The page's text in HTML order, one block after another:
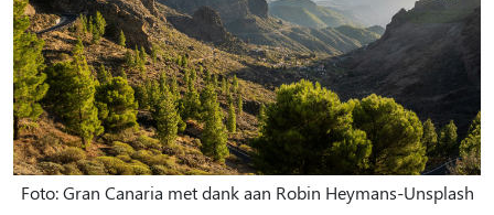
Foto: Gran Canaria met dank aan Robin Heymans-Unsplash